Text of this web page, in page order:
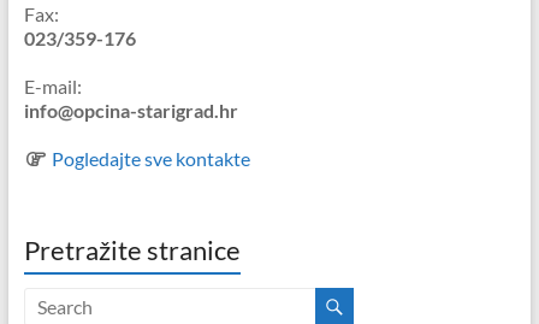
Fax:
023/359-176
E-mail:
info@opcina-starigrad.hr
Pogledajte sve kontakte
Pretražite stranice